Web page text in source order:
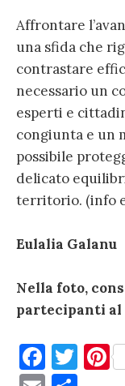
Affrontare
una sfida che
contrastare
necessario un
esperti e
congiunta e un
possibile
delicato
territorio. (info
Eulalia Galanu
Nella foto,
partecipanti al
F T